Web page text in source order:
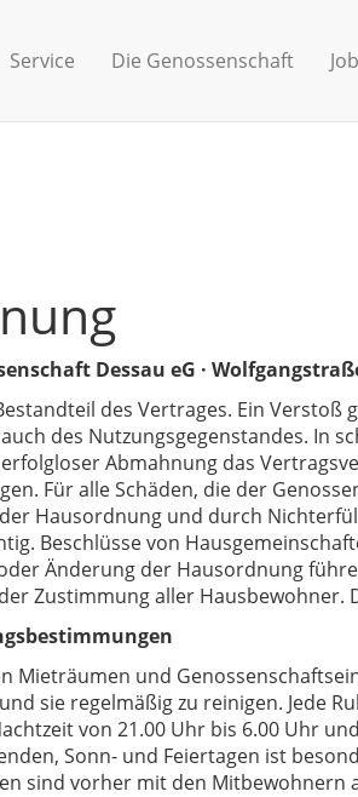
Service Die Genossenschaft
Dessau eG ·
des Vertrages. Ein Verstoß
des Nutzungs­gegen­standes. In
Abmahnung das
Für alle Schäden, die der
Hausordnung und durch
Beschlüsse von
Änderung der Hausordnung
Zustimmung aller Hausbewohner.
Mieträumen und
sie regelmäßig zu reinigen. Jede
von 21.00 Uhr bis 6.00 Uhr
Sonn- und Feiertagen ist
sind vorher mit den Mitbewohnern